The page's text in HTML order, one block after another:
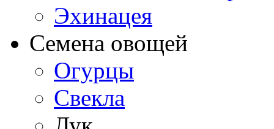
Эхинацея
Семена овощей
Огурцы
Свекла